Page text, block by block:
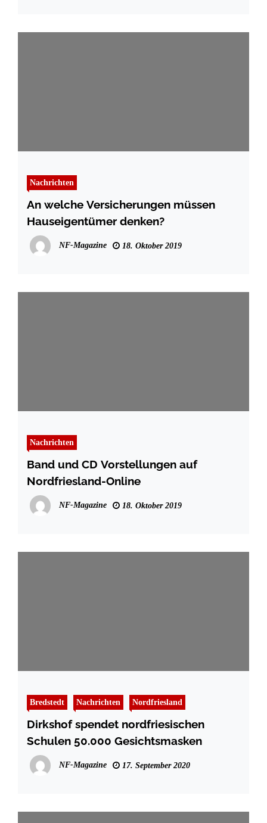
Nachrichten
An welche Versicherungen müssen
Hauseigentümer denken?
NF-Magazine 18. Oktober 2019
Nachrichten
Band und CD Vorstellungen auf
Nordfriesland-Online
NF-Magazine 18. Oktober 2019
Bredstedt Nachrichten Nordfriesland
Dirkshof spendet nordfriesischen
Schulen 50.000 Gesichtsmasken
NF-Magazine 17. September 2020